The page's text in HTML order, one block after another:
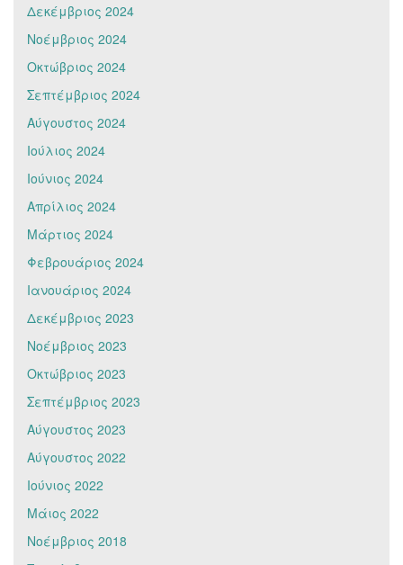
Δεκέμβριος 2024
Νοέμβριος 2024
Οκτώβριος 2024
Σεπτέμβριος 2024
Αύγουστος 2024
Ιούλιος 2024
Ιούνιος 2024
Απρίλιος 2024
Μάρτιος 2024
Φεβρουάριος 2024
Ιανουάριος 2024
Δεκέμβριος 2023
Νοέμβριος 2023
Οκτώβριος 2023
Σεπτέμβριος 2023
Αύγουστος 2023
Αύγουστος 2022
Ιούνιος 2022
Μάιος 2022
Νοέμβριος 2018